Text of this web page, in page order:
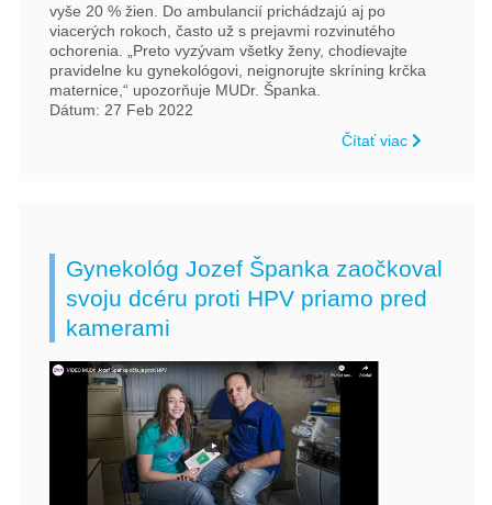
vyše 20 % žien. Do ambulancií prichádzajú aj po
viacerých rokoch, často už s prejavmi rozvinutého
ochorenia. „Preto vyzývam všetky ženy, chodievajte
pravidelne ku gynekológovi, neignorujte skríning krčka
maternice,“ upozorňuje MUDr. Španka.
Dátum: 27 Feb 2022
Čítať viac
Gynekológ Jozef Španka zaočkoval
svoju dcéru proti HPV priamo pred
kamerami